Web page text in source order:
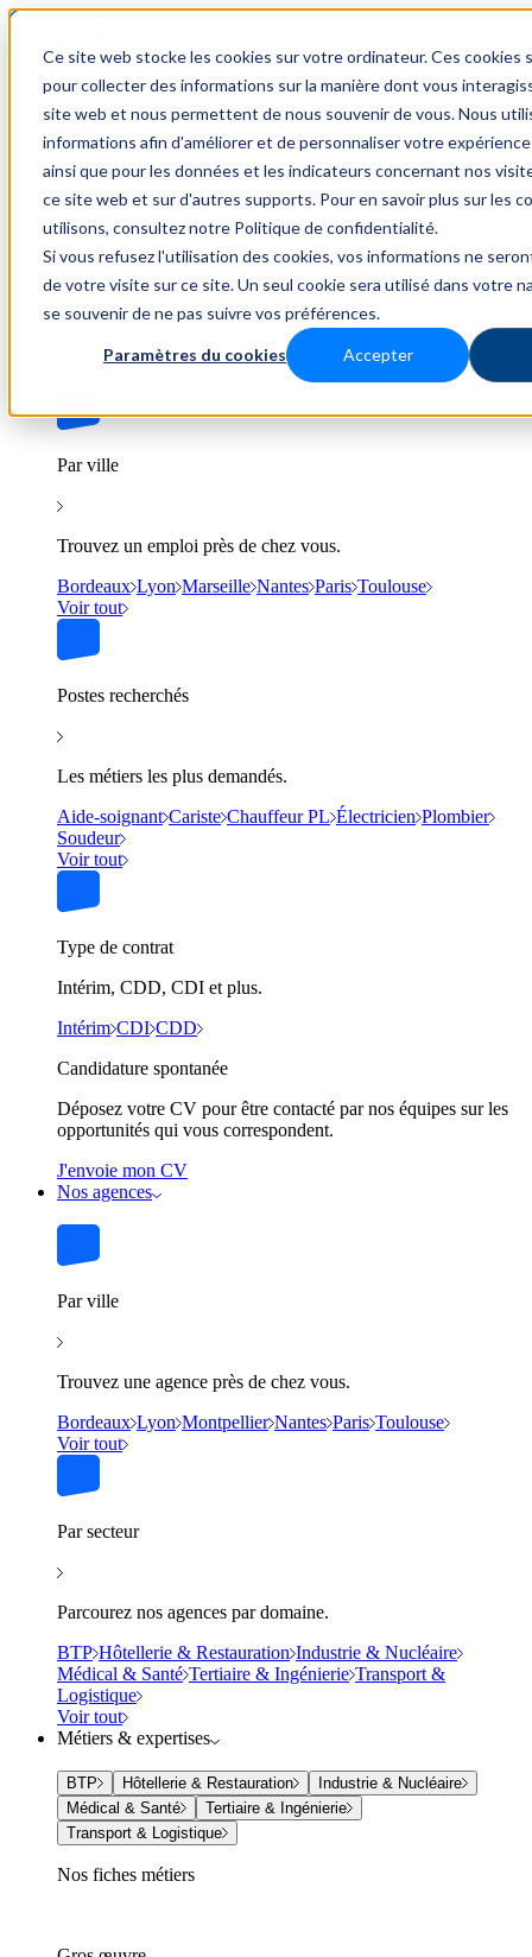
Ce site web stocke les cookies sur votre ordinateur. Ces cookies
pour collecter des informations sur la manière dont vous
site web et nous permettent de nous souvenir de vous. Nous
informations afin d'améliorer et de personnaliser votre
ainsi que pour les données et les indicateurs concernant nos
ce site web et sur d'autres supports. Pour en savoir plus sur les
utilisons, consultez notre Politique de confidentialité.
Si vous refusez l'utilisation des cookies, vos informations ne
de votre visite sur ce site. Un seul cookie sera utilisé dans votre
se souvenir de ne pas suivre vos préférences.
Paramètres du cookies Accepter
Trouver un emploi
Par secteur
BTP Hôtellerie & Restauration Industrie & Nucléaire
Tertiaire & Ingénierie Transport &
Logistique
Par ville
Trouvez un emploi près de chez vous.
Bordeaux Lyon Marseille Nantes Paris Toulouse
Voir tout
Postes recherchés
Les métiers les plus demandés.
Aide-soignant Cariste Chauffeur PL Électricien Plombier
Soudeur
Voir tout
Type de contrat
Intérim, CDD, CDI et plus.
Intérim CDI CDD
Candidature spontanée
Déposez votre CV pour être contacté par nos équipes sur les
opportunités qui vous correspondent.
J'envoie mon CV
Nos agences
Par ville
Trouvez une agence près de chez vous.
Bordeaux Lyon Montpellier Nantes Paris Toulouse
Voir tout
Par secteur
Parcourez nos agences par domaine.
BTP Hôtellerie & Restauration Industrie & Nucléaire
Médical & Santé Tertiaire & Ingénierie Transport &
Logistique
Voir tout
Métiers & expertises
BTP Hôtellerie & Restauration
Industrie & Nucléaire
Médical & Santé
Tertiaire & Ingénierie
Transport & Logistique
Nos fiches métiers